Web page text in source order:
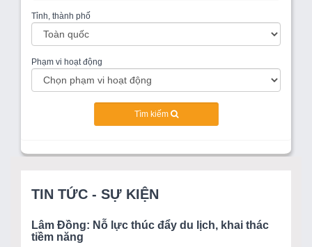
Tỉnh, thành phố
Phạm vi hoạt động
Tìm kiếm
TIN TỨC - SỰ KIỆN
Lâm Đồng: Nỗ lực thúc đẩy du lịch, khai thác
tiềm năng